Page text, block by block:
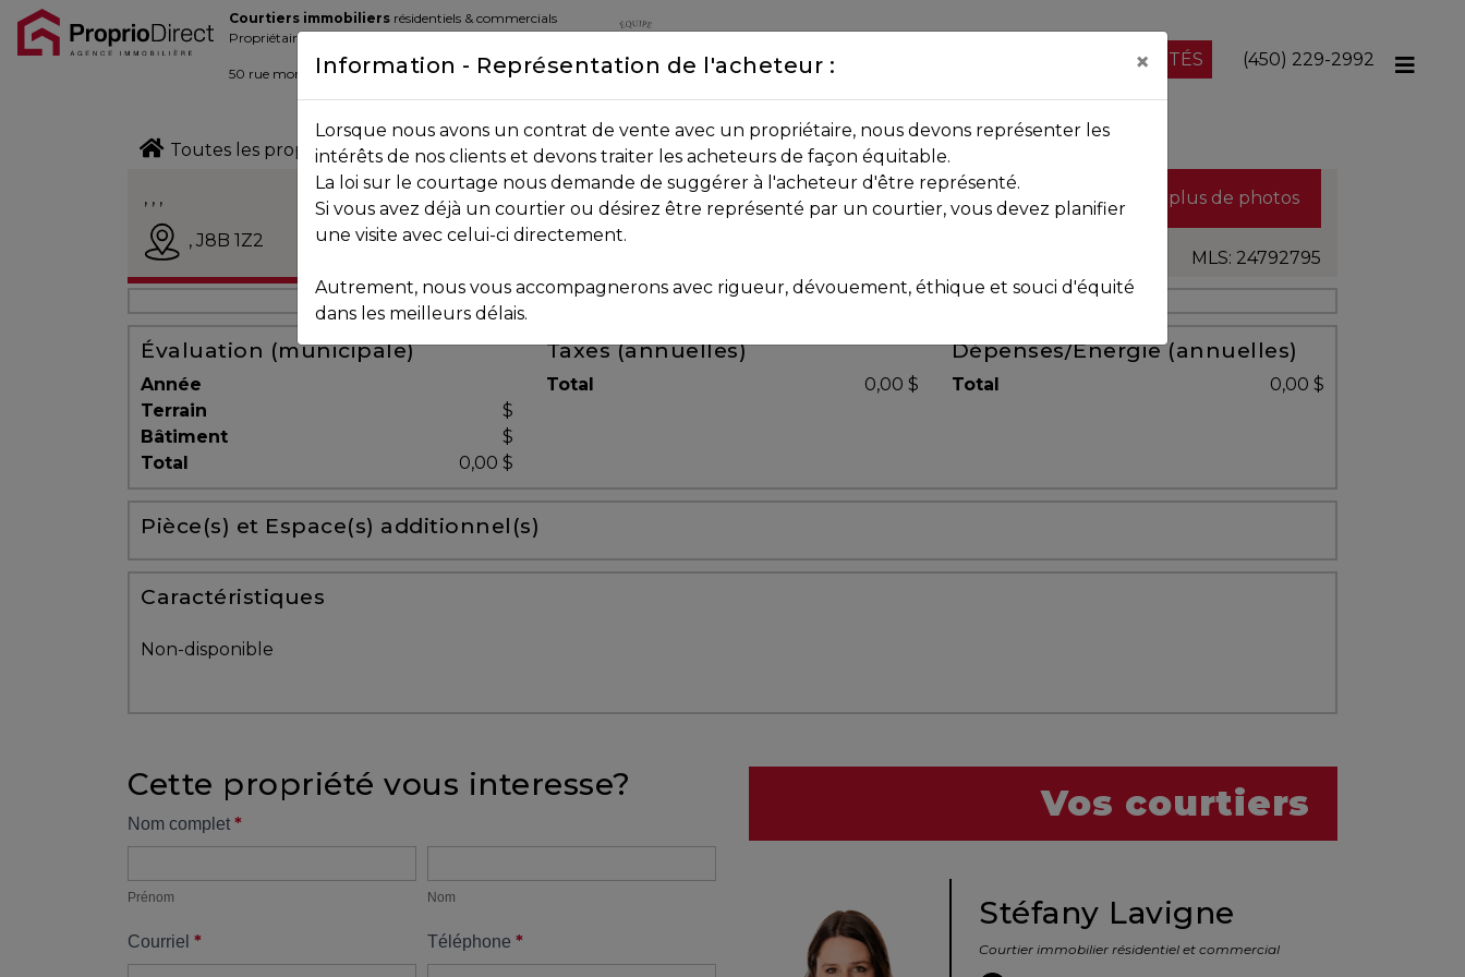
Blogue
COURTIERS
VENDRE
Courtiers immobiliers résidentiels & commercials
Propriétaires de la place d’affaire
50 rue morin,Sainte-Adèle, Québec J8B 2P7 DEPUIS 2013
NOS PROPRIÉTÉS (450) 229-2992
Toutes les propriétés
Vendu
, , ,
, J8B 1Z2
Voir plus de photos
MLS: 24792795
Évaluation (municipale)
Année
Terrain
$
Bâtiment
$
Total
0,00 $
Taxes (annuelles)
Total 0,00 $
Dépenses/Énergie (annuelles)
Total 0,00 $
Pièce(s) et Espace(s) additionnel(s)
Caractéristiques
Non-disponible
Cette propriété vous interesse?
Formulaire
Nom complet *
Prénom Nom
Courriel * Téléphone*
Vos courtiers
Stéfany Lavigne
Courtier immobilier résidentiel et commercial
Information - Représentation de l'acheteur : ×
Lorsque nous avons un contrat de vente avec un propriétaire, nous devons représenter les
intérêts de nos clients et devons traiter les acheteurs de façon équitable.
La loi sur le courtage nous demande de suggérer à l'acheteur d'être représenté.
Si vous avez déjà un courtier ou désirez être représenté par un courtier, vous devez planifier
une visite avec celui-ci directement.
Autrement, nous vous accompagnerons avec rigueur, dévouement, éthique et souci d'équité
dans les meilleurs délais.